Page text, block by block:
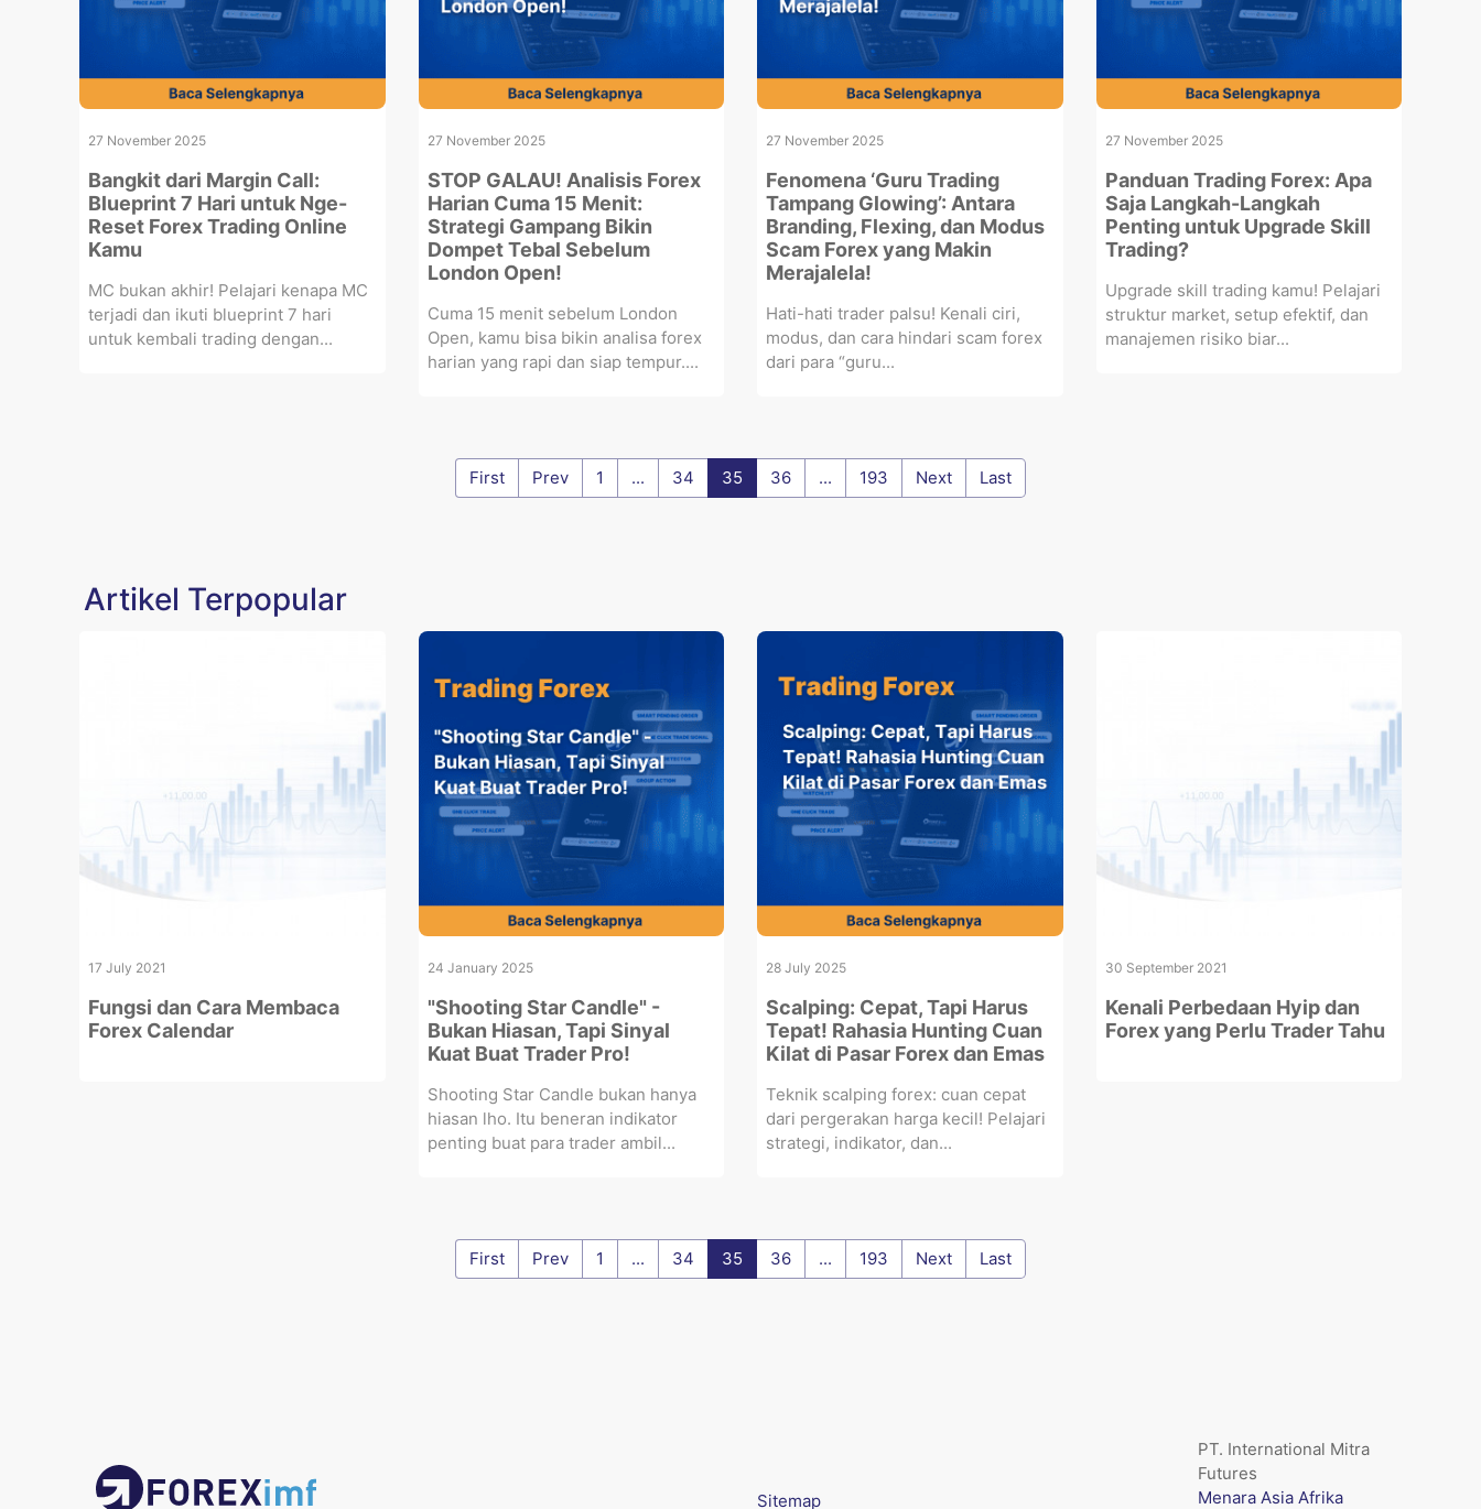
27 November 2025
Bangkit dari Margin Call:
Blueprint 7 Hari untuk Nge-
Reset Forex Trading Online
Kamu
MC bukan akhir! Pelajari kenapa MC
terjadi dan ikuti blueprint 7 hari
untuk kembali trading dengan...
27 November 2025
STOP GALAU! Analisis Forex
Harian Cuma 15 Menit:
Strategi Gampang Bikin
Dompet Tebal Sebelum
London Open!
Cuma 15 menit sebelum London
Open, kamu bisa bikin analisa forex
harian yang rapi dan siap tempur....
27 November 2025
Fenomena ‘Guru Trading
Tampang Glowing’: Antara
Branding, Flexing, dan Modus
Scam Forex yang Makin
Merajalela!
Hati-hati trader palsu! Kenali ciri,
modus, dan cara hindari scam forex
dari para “guru...
27 November 2025
Panduan Trading Forex: Apa
Saja Langkah-Langkah
Penting untuk Upgrade Skill
Trading?
Upgrade skill trading kamu! Pelajari
struktur market, setup efektif, dan
manajemen risiko biar...
First Prev 1 ... 34 35 36 ... 193 Next Last
Artikel Terpopular
17 July 2021
Fungsi dan Cara Membaca
Forex Calendar
24 January 2025
"Shooting Star Candle" -
Bukan Hiasan, Tapi Sinyal
Kuat Buat Trader Pro!
Shooting Star Candle bukan hanya
hiasan lho. Itu beneran indikator
penting buat para trader ambil...
28 July 2025
Scalping: Cepat, Tapi Harus
Tepat! Rahasia Hunting Cuan
Kilat di Pasar Forex dan Emas
Teknik scalping forex: cuan cepat
dari pergerakan harga kecil! Pelajari
strategi, indikator, dan...
30 September 2021
Kenali Perbedaan Hyip dan
Forex yang Perlu Trader Tahu
First Prev 1 ... 34 35 36 ... 193 Next Last
Sitemap
PT. International Mitra
Futures
Menara Asia Afrika